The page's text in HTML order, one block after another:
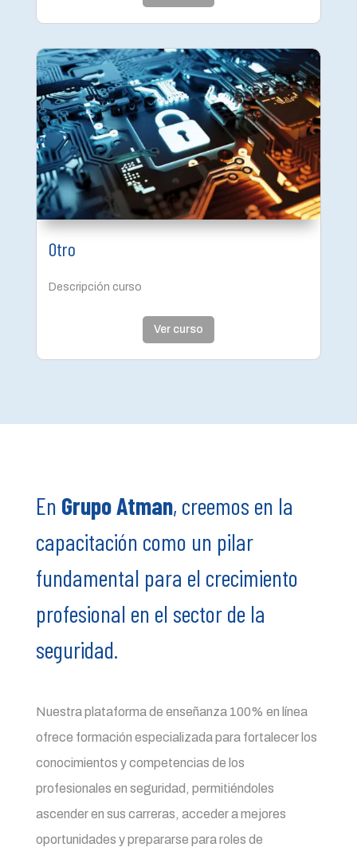
Otro
Descripción curso
Ver curso
En Grupo Atman, creemos en la
capacitación como un pilar
fundamental para el crecimiento
profesional en el sector de la
seguridad.
Nuestra plataforma de enseñanza 100% en línea
ofrece formación especializada para fortalecer los
conocimientos y competencias de los
profesionales en seguridad, permitiéndoles
ascender en sus carreras, acceder a mejores
oportunidades y prepararse para roles de